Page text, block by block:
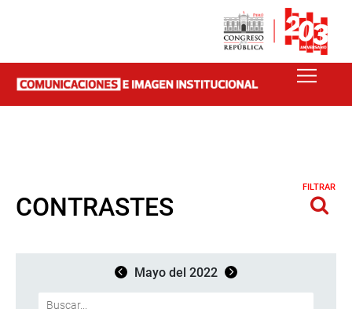
CONTRASTES
FILTRAR
Mayo del 2022